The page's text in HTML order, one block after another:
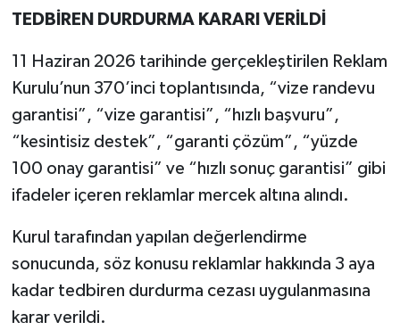
TEDBİREN DURDURMA KARARI VERİLDİ
11 Haziran 2026 tarihinde gerçekleştirilen Reklam
Kurulu’nun 370’inci toplantısında, “vize randevu
garantisi”, “vize garantisi”, “hızlı başvuru”,
“kesintisiz destek”, “garanti çözüm”, “yüzde
100 onay garantisi” ve “hızlı sonuç garantisi” gibi
ifadeler içeren reklamlar mercek altına alındı.
Kurul tarafından yapılan değerlendirme
sonucunda, söz konusu reklamlar hakkında 3 aya
kadar tedbiren durdurma cezası uygulanmasına
karar verildi.